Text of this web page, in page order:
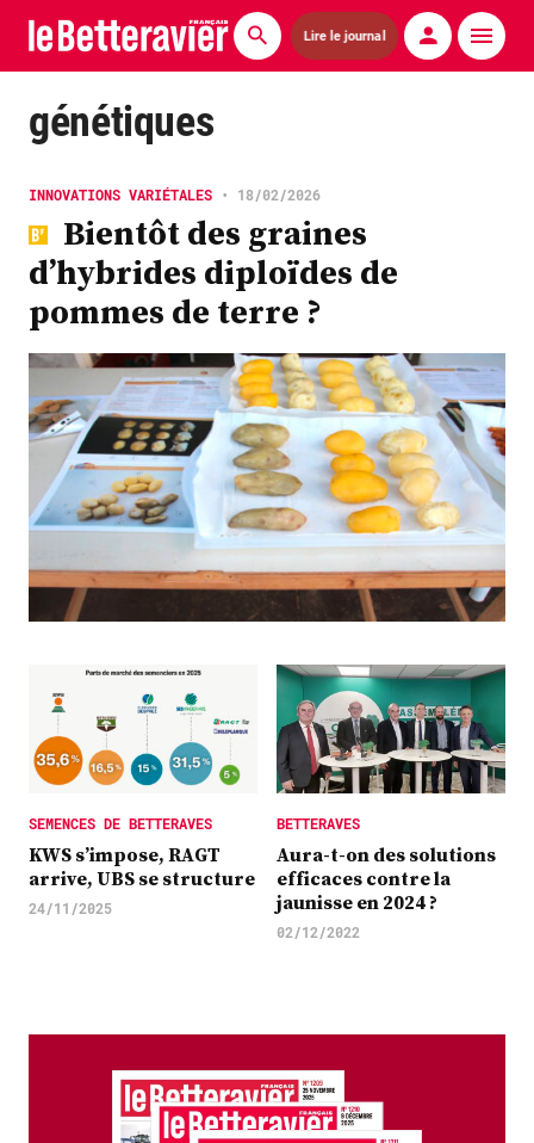
Lire le journal
Actualités
Agronomie
Matériels
La technique ITB
Pommes de terre
Guides pratiques
Chasse
génétiques
INNOVATIONS VARIÉTALES • 18/02/2026
Bientôt des graines
d’hybrides diploïdes de
pommes de terre ?
SEMENCES DE BETTERAVES
KWS s’impose, RAGT
arrive, UBS se structure
24/11/2025
BETTERAVES
Aura-t-on des solutions
efficaces contre la
jaunisse en 2024 ?
02/12/2022